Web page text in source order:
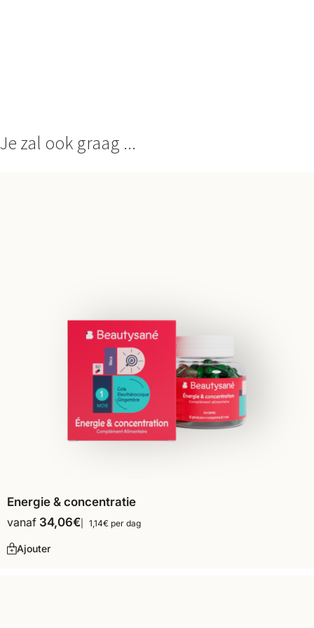
Je zal ook graag ...
Energie & concentratie
vanaf 34,06€ 1,14€ per dag
Ajouter